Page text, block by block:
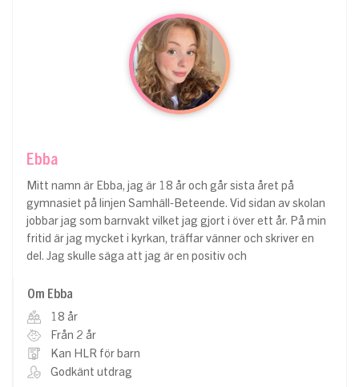
Ebba
Mitt namn är Ebba, jag är 18 år och går sista året på
gymnasiet på linjen Samhäll-Beteende. Vid sidan av skolan
jobbar jag som barnvakt vilket jag gjort i över ett år. På min
fritid är jag mycket i kyrkan, träffar vänner och skriver en
del. Jag skulle säga att jag är en positiv och
Om Ebba
18 år
Från 2 år
Kan HLR för barn
Godkänt utdrag